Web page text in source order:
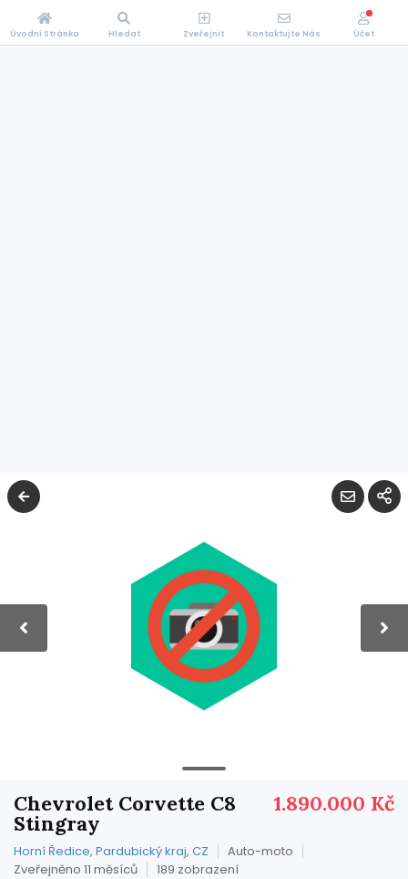
1.890.000 Kč
Chevrolet Corvette C8
Stingray
Horní Ředice, Pardubický kraj, CZ
Auto-moto
Zveřejněno 11 měsíců
189 zobrazení
Úvodní Stránka Hledat Zveřejnit Kontaktujte Nás Účet